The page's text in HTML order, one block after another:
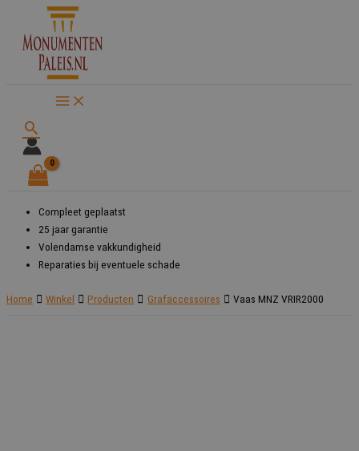
naar
Zoeken
Compleet geplaatst
25 jaar garantie
Volendamse vakkundigheid
Reparaties bij eventuele schade
Home Winkel Producten Grafaccessoires Vaas MNZ VRIR2000